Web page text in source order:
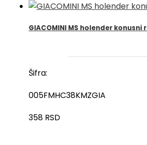
GIACOMINI MS holender konusni
Šifra:
005FMHC38KMZGIA
358 RSD